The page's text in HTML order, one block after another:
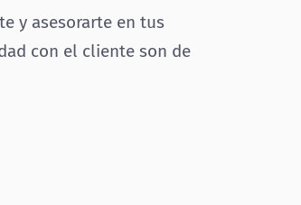
y asesorarte en tus
con el cliente son de